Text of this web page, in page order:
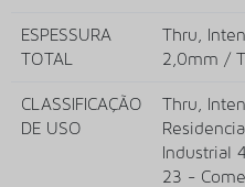
ESPESSURA
TOTAL
Thru,
2,0mm /
CLASSIFICAÇÃO
DE USO
Thru,
Industrial
23 -